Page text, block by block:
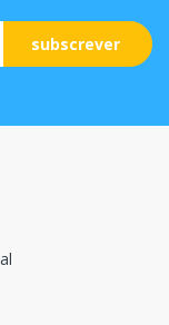
subscrever